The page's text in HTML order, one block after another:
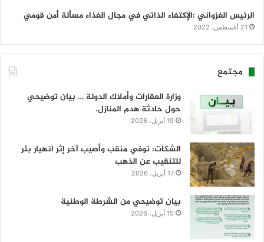
الرئيس الغزواني :الإكتفاء الذاتي في مجال الغذاء مسألة أمن قومي
21 أغسطس، 2022
مجتمع
وزارة العقارات وأملاك الدولة … بيان توضيحي
حول حادثة هدم المنازل.
19 أبريل، 2026
الشكات: توفي منقب وأصيب آخر إثر انهيار بئر
للتنقيب عن الذهب
17 أبريل، 2026
بيان توضيحي من الشرطة الوطنية
15 أبريل، 2026